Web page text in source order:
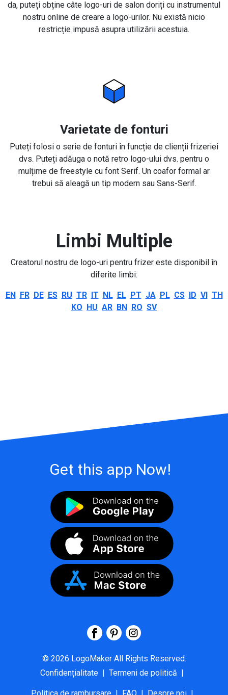
da, puteți obține câte logo-uri de salon doriți cu instrumentul
nostru online de creare a logo-urilor. Nu există nicio
restricție impusă asupra utilizării acestuia.
Varietate de fonturi
Puteți folosi o serie de fonturi în funcție de clienții frizeriei
dvs. Puteți adăuga o notă retro logo-ului dvs. pentru o
mulțime de freestyle cu font Serif. Un coafor formal ar
trebui să aleagă un tip modern sau Sans-Serif.
Limbi Multiple
Creatorul nostru de logo-uri pentru frizer este disponibil în
diferite limbi:
EN FR DE ES RU TR IT NL EL PT JA PL CS ID VI TH
KO HU AR BN RO SV
Get this app Now!
© 2026 LogoMaker All Rights Reserved.
Confidențialitate | Termeni de politică |